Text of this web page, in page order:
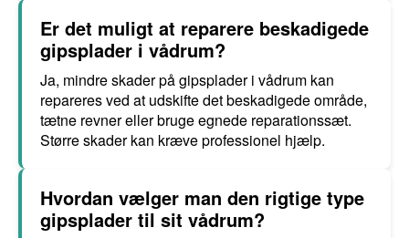
Er det muligt at reparere beskadigede
gipsplader i vådrum?
Ja, mindre skader på gipsplader i vådrum kan
repareres ved at udskifte det beskadigede område,
tætne revner eller bruge egnede reparationssæt.
Større skader kan kræve professionel hjælp.
Hvordan vælger man den rigtige type
gipsplader til sit vådrum?